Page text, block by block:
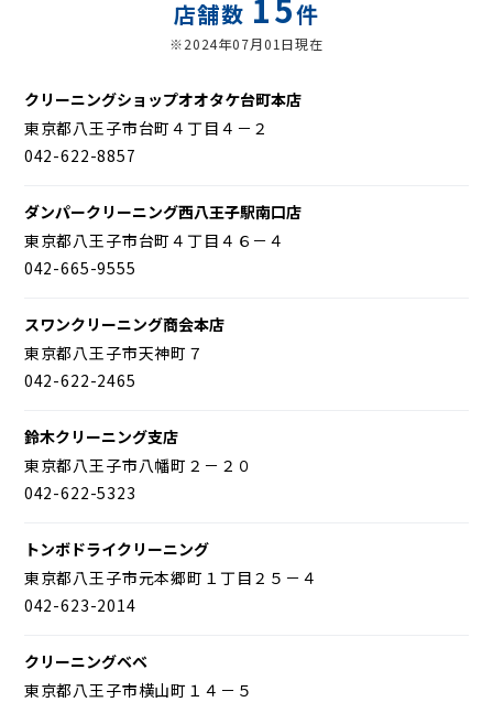
店舗数 件
※2024年07月01日現在
クリーニングショップオオタケ台町本店
東京都八王子市台町４丁目４－２
042-622-8857
ダンパークリーニング西八王子駅南口店
東京都八王子市台町４丁目４６－４
042-665-9555
スワンクリーニング商会本店
東京都八王子市天神町７
042-622-2465
鈴木クリーニング支店
東京都八王子市八幡町２－２０
042-622-5323
トンボドライクリーニング
東京都八王子市元本郷町１丁目２５－４
042-623-2014
クリーニングベベ
東京都八王子市横山町１４－５